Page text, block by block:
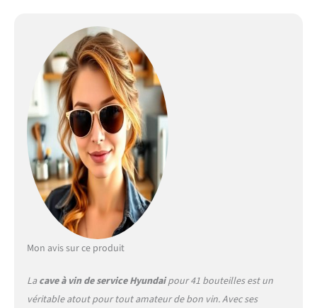
Mon avis sur ce produit
Lacave à vin de service Hyundaipour 41 bouteilles est un
véritable atout pour tout amateur de bon vin. Avec ses